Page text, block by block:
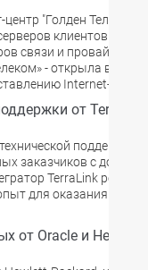
"Голден Телеком"
клиентов. В
связи и провайдер
- открыла в
Internet-услуг.
от TerraLink
поддержки
заказчиков с
TerraLink решил
для оказания на
от Oracle и Hewlett-